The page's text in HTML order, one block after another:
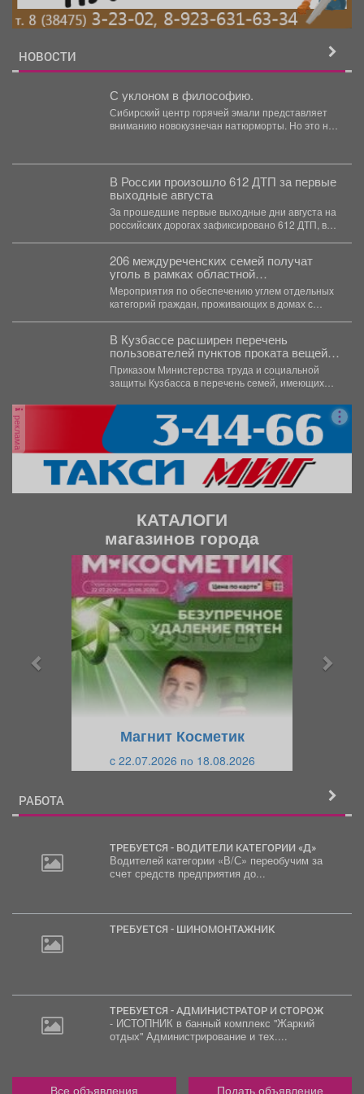
НОВОСТИ
С уклоном в философию.
Сибирский центр горячей эмали представляет
вниманию новокузнечан натюрморты. Но это не
В России произошло 612 ДТП за первые
выходные августа
За прошедшие первые выходные дни августа на
российских дорогах зафиксировано 612 ДТП, в
206 междуреченских семей получат
уголь в рамках областной
благотворительной акции.
Мероприятия по обеспечению углем отдельных
категорий граждан, проживающих в домах с
В Кузбассе расширен перечень
пользователей пунктов проката вещей
для новорожденных
Приказом Министерства труда и социальной
защиты Кузбасса в перечень семей, имеющих
реклама
КАТАЛОГИ
магазинов города
Магнит Косметик
c 22.07.2026 по 18.08.2026
РАБОТА
ТРЕБУЕТСЯ - ВОДИТЕЛИ КАТЕГОРИИ «Д»
Водителей категории «В/С» переобучим за
счет средств предприятия до...
ТРЕБУЕТСЯ - ШИНОМОНТАЖНИК
ТРЕБУЕТСЯ - АДМИНИСТРАТОР И СТОРОЖ
- ИСТОПНИК в банный комплекс "Жаркий
отдых" Администрирование и тех....
Все объявления Подать объявление